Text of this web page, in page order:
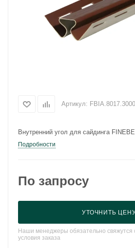
Артикул:
Внутренний угол для сайдинга
Подробности
По запросу
УТОЧНИТЬ
Наши менеджеры обязательно свяжутся
условия заказа